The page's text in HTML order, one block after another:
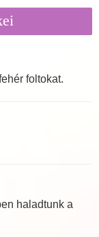
foltokat.
haladtunk a